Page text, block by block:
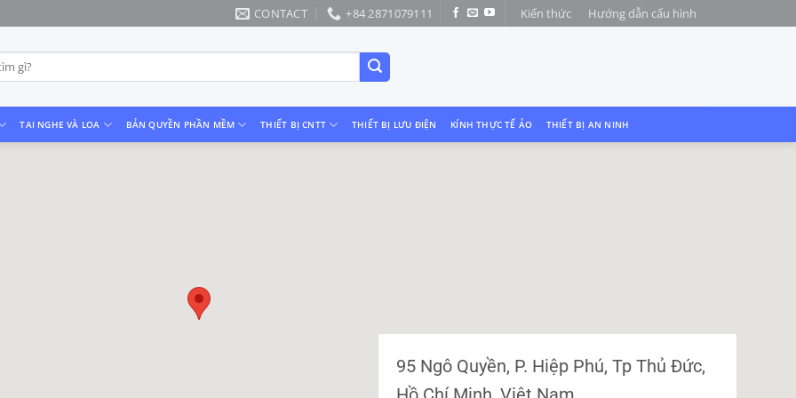
CONTACT +84 2871079111 Kiến thức Hướng dẫn cấu hình
TAI NGHE VÀ LOA BẢN QUYỀN PHẦN MỀM THIẾT BỊ CNTT THIẾT BỊ LƯU ĐIỆN KÍNH THỰC TẾ ẢO THIẾT BỊ AN NINH
95 Ngô Quyền, P. Hiệp Phú, Tp Thủ Đức,